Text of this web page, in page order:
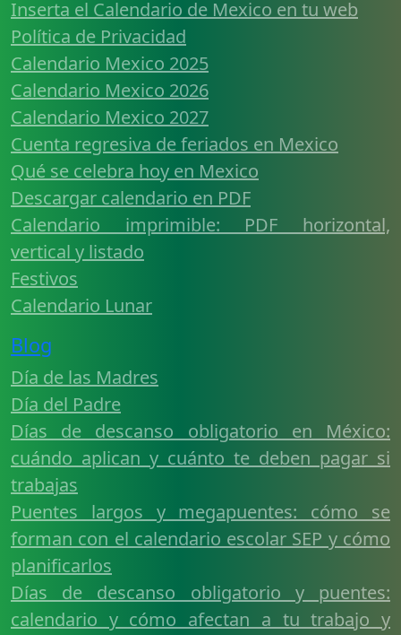
Inserta el Calendario de Mexico en tu web
Política de Privacidad
Calendario Mexico 2025
Calendario Mexico 2026
Calendario Mexico 2027
Cuenta regresiva de feriados en Mexico
Qué se celebra hoy en Mexico
Descargar calendario en PDF
Calendario imprimible: PDF horizontal,
vertical y listado
Festivos
Calendario Lunar
Blog
Día de las Madres
Día del Padre
Días de descanso obligatorio en México:
cuándo aplican y cuánto te deben pagar si
trabajas
Puentes largos y megapuentes: cómo se
forman con el calendario escolar SEP y cómo
planificarlos
Días de descanso obligatorio y puentes:
calendario y cómo afectan a tu trabajo y